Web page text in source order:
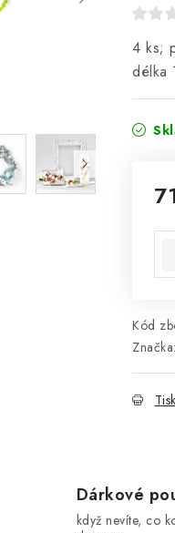
4 ks;
délka
Kód
Značka:
Tisk
Dárkové
když nevíte, co